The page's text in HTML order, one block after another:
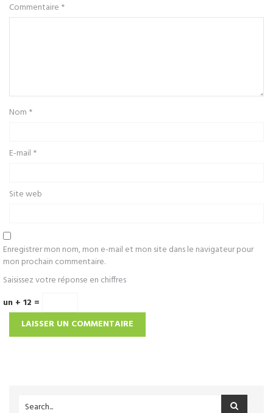
Commentaire *
Nom *
E-mail *
Site web
Enregistrer mon nom, mon e-mail et mon site dans le navigateur pour
mon prochain commentaire.
Saisissez votre réponse en chiffres
un + 12 =